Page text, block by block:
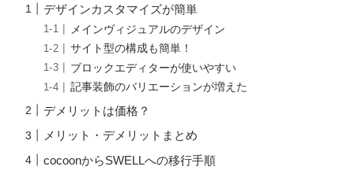
デザインカスタマイズが簡単
メインヴィジュアルのデザイン
サイト型の構成も簡単！
ブロックエディターが使いやすい
記事装飾のバリエーションが増えた
デメリットは価格？
メリット・デメリットまとめ
cocoonからSWELLへの移行手順